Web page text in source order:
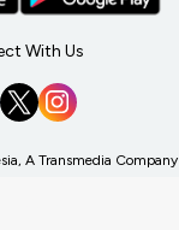
With Us
A Transmedia Company